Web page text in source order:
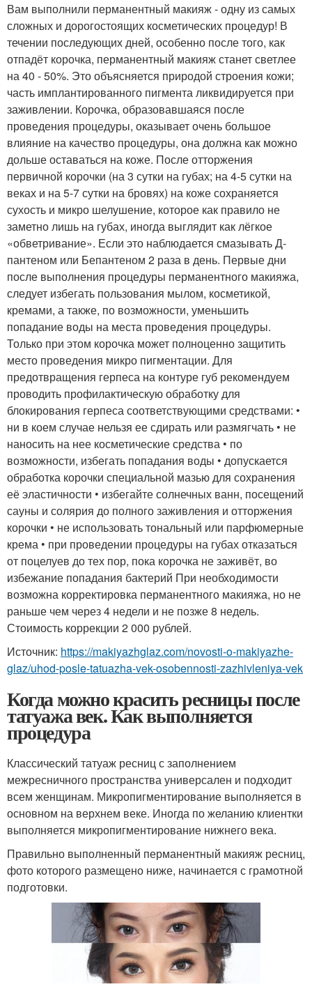
Вам выполнили перманентный макияж - одну из самых
сложных и дорогостоящих косметических процедур! В
течении последующих дней, особенно после того, как
отпадёт корочка, перманентный макияж станет светлее
на 40 - 50%. Это объясняется природой строения кожи;
часть имплантированного пигмента ликвидируется при
заживлении. Корочка, образовавшаяся после
проведения процедуры, оказывает очень большое
влияние на качество процедуры, она должна как можно
дольше оставаться на коже. После отторжения
первичной корочки (на 3 сутки на губах; на 4-5 сутки на
веках и на 5-7 сутки на бровях) на коже сохраняется
сухость и микро шелушение, которое как правило не
заметно лишь на губах, иногда выглядит как лёгкое
«обветривание». Если это наблюдается смазывать Д-
пантеном или Бепантеном 2 раза в день. Первые дни
после выполнения процедуры перманентного макияжа,
следует избегать пользования мылом, косметикой,
кремами, а также, по возможности, уменьшить
попадание воды на места проведения процедуры.
Только при этом корочка может полноценно защитить
место проведения микро пигментации. Для
предотвращения герпеса на контуре губ рекомендуем
проводить профилактическую обработку для
блокирования герпеса соответствующими средствами: •
ни в коем случае нельзя ее сдирать или размягчать • не
наносить на нее косметические средства • по
возможности, избегать попадания воды • допускается
обработка корочки специальной мазью для сохранения
её эластичности • избегайте солнечных ванн, посещений
сауны и солярия до полного заживления и отторжения
корочки • не использовать тональный или парфюмерные
крема • при проведении процедуры на губах отказаться
от поцелуев до тех пор, пока корочка не заживёт, во
избежание попадания бактерий При необходимости
возможна корректировка перманентного макияжа, но не
раньше чем через 4 недели и не позже 8 недель.
Стоимость коррекции 2 000 рублей.
Источник: https://makiyazhglaz.com/novosti-o-makiyazhe-
glaz/uhod-posle-tatuazha-vek-osobennosti-zazhivleniya-vek
Когда можно красить ресницы после
татуажа век. Как выполняется
процедура
Классический татуаж ресниц с заполнением
межресничного пространства универсален и подходит
всем женщинам. Микропигментирование выполняется в
основном на верхнем веке. Иногда по желанию клиентки
выполняется микропигментирование нижнего века.
Правильно выполненный перманентный макияж ресниц,
фото которого размещено ниже, начинается с грамотной
подготовки.